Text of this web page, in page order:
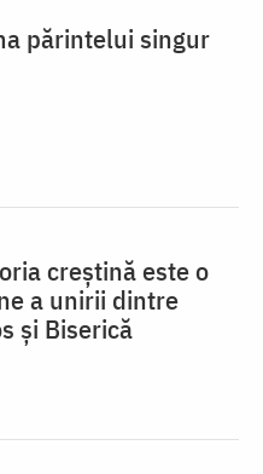
părintelui singur
creștină este o
a unirii dintre
și Biserică